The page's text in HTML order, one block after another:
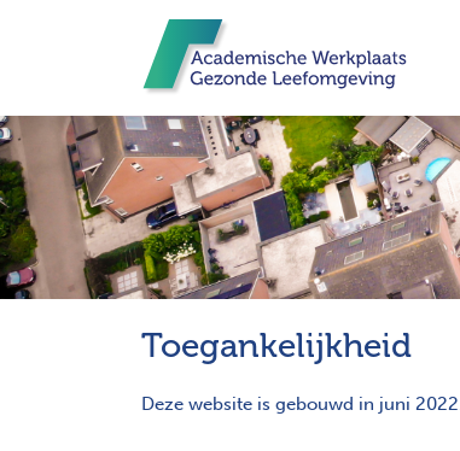
Toegankelijkheid
Deze website is gebouwd in juni